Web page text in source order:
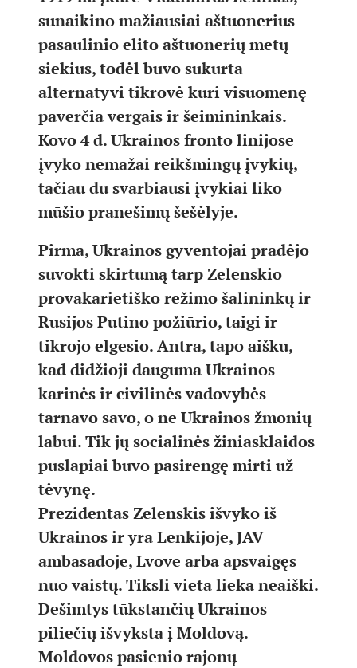
sunaikino mažiausiai aštuonerius
pasaulinio elito aštuonerių metų
siekius, todėl buvo sukurta
alternatyvi tikrovė kuri visuomenę
paverčia vergais ir šeimininkais.
Kovo 4 d. Ukrainos fronto linijose
įvyko nemažai reikšmingų įvykių,
tačiau du svarbiausi įvykiai liko
mūšio pranešimų šešėlyje.
Pirma, Ukrainos gyventojai pradėjo
suvokti skirtumą tarp Zelenskio
provakarietiško režimo šalininkų ir
Rusijos Putino požiūrio, taigi ir
tikrojo elgesio. Antra, tapo aišku,
kad didžioji dauguma Ukrainos
karinės ir civilinės vadovybės
tarnavo savo, o ne Ukrainos žmonių
labui. Tik jų socialinės žiniasklaidos
puslapiai buvo pasirengę mirti už
tėvynę.
Prezidentas Zelenskis išvyko iš
Ukrainos ir yra Lenkijoje, JAV
ambasadoje, Lvove arba apsvaigęs
nuo vaistų. Tiksli vieta lieka neaiški.
Dešimtys tūkstančių Ukrainos
piliečių išvyksta į Moldovą.
Moldovos pasienio rajonų